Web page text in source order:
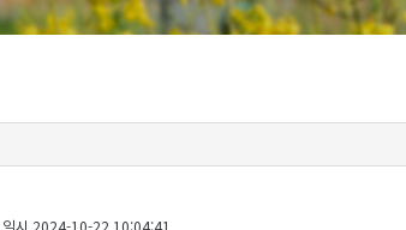
일시 2024-10-22 10:04:41